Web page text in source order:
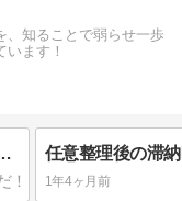
、知ることで弱らせ一歩
ます！
対秘密で隠す術（家族と同居の方必見）
1年4ヶ月前